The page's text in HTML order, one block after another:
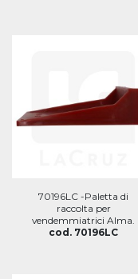
70196LC -Paletta di
raccolta per
vendemmiatrici Alma.
cod. 70196LC